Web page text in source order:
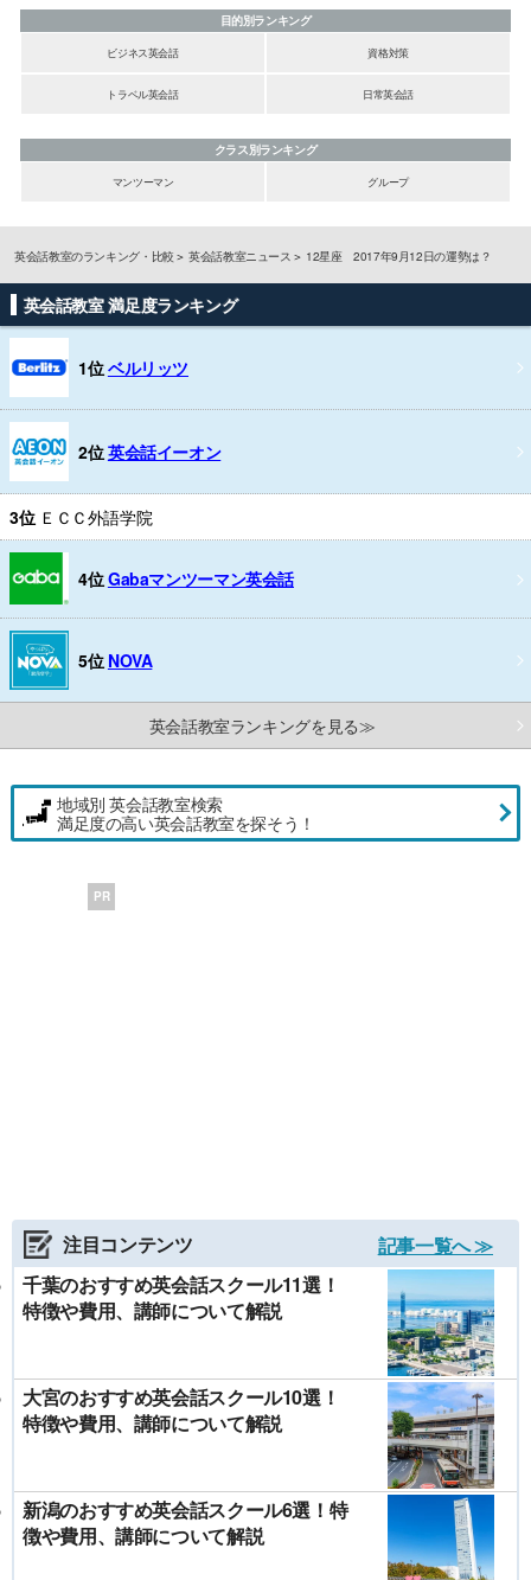
目的別ランキング
ビジネス英会話
資格対策
トラベル英会話 日常英会話
クラス別ランキング
マンツーマン
グループ
英会話教室のランキング・比較 英会話教室ニュース 12星座 2017年9月12日の運勢は？
英会話教室 満足度ランキング
1位ベルリッツ
2位英会話イーオン
3位 ＥＣＣ外語学院
4位Gabaマンツーマン英会話
5位 NOVA
英会話教室ランキングを見る≫
地域別 英会話教室検索
満足度の高い英会話教室を探そう！
PR
注目コンテンツ
記事一覧へ ≫
千葉のおすすめ英会話スクール11選！
特徴や費用、講師について解説
大宮のおすすめ英会話スクール10選！
特徴や費用、講師について解説
新潟のおすすめ英会話スクール6選！特
徴や費用、講師について解説